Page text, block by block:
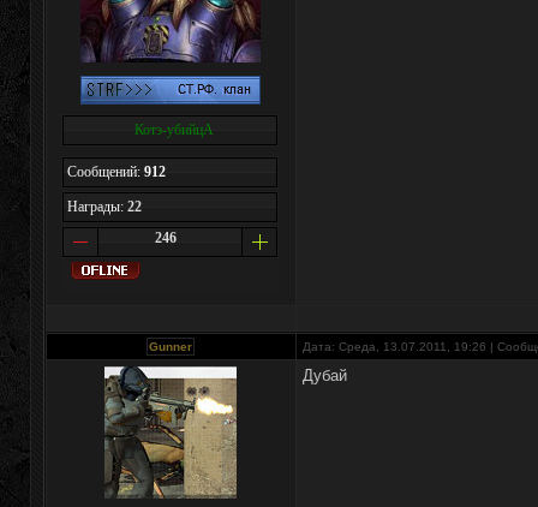
Котэ-убийцА
Сообщений: 912
Награды: 22
246
Gunner Дата: Среда, 13.07.2011, 19:26 |
Дубай